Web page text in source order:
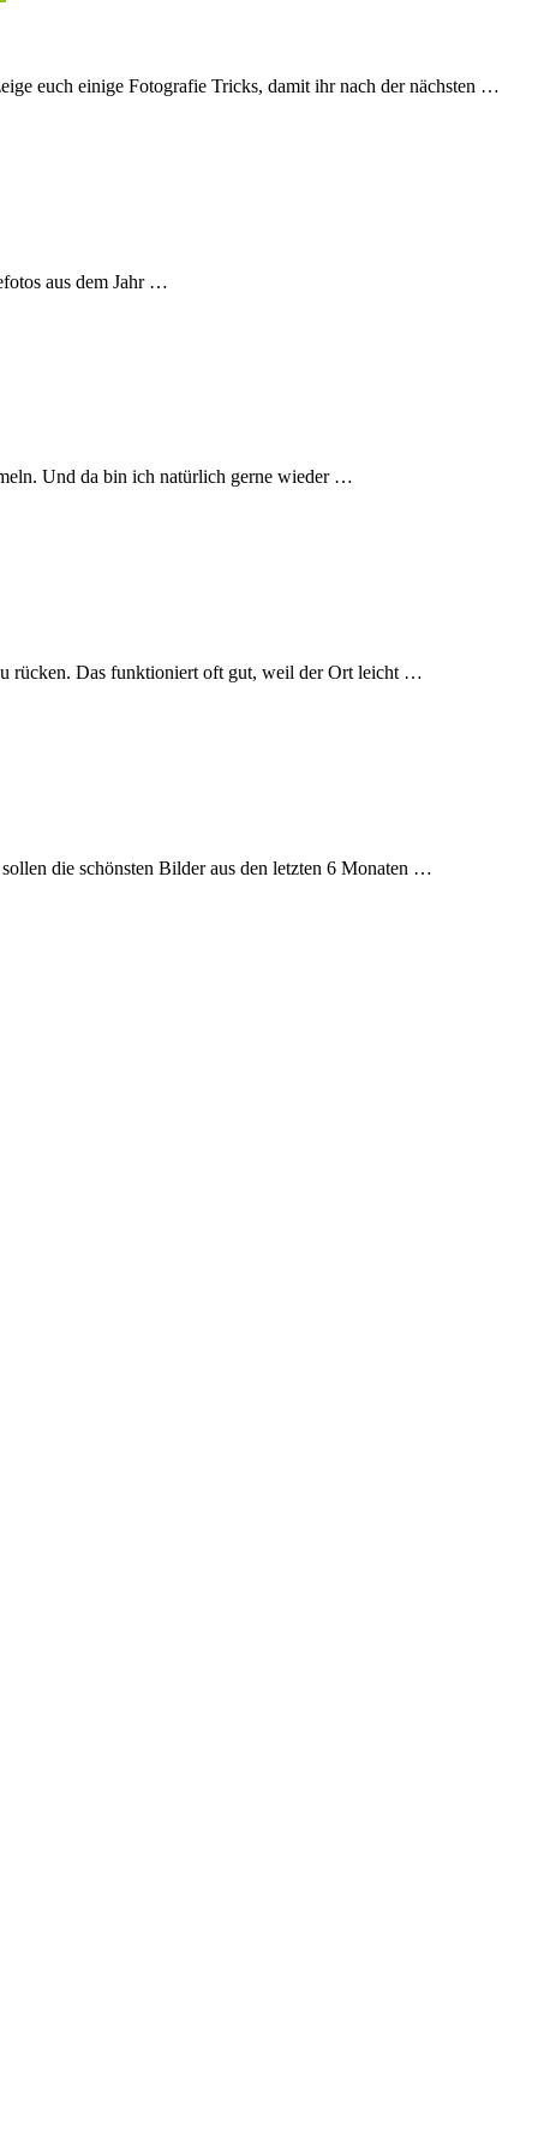
euch einige Fotografie Tricks, damit ihr nach der nächsten …
aus dem Jahr …
Und da bin ich natürlich gerne wieder …
rücken. Das funktioniert oft gut, weil der Ort leicht …
die schönsten Bilder aus den letzten 6 Monaten …